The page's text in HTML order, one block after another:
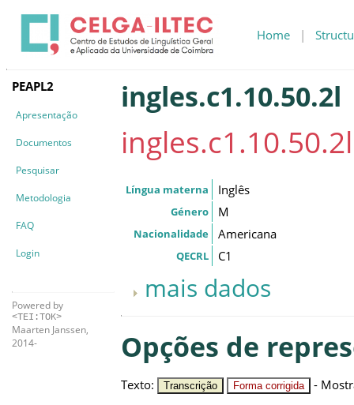
Home |
PEAPL2
Apresentação
Documentos
Pesquisar
Metodologia
FAQ
Login
Powered by
<TEI:TOK>
Maarten Janssen,
2014-
ingles.c1.10.50.2l
ingles.c1.10.50.2l
Língua materna Inglês
Género M
Nacionalidade Americana
QECRL C1
mais dados
Opções de
Texto: Transcrição Forma corrigida -